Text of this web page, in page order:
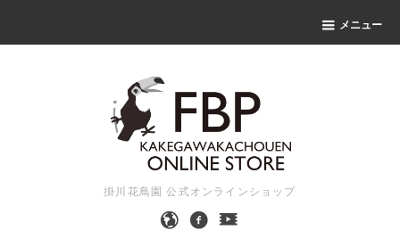
メニュー
掛川花鳥園 公式オンラインショップ